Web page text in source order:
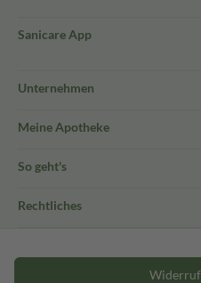
Sanicare App
Unternehmen
Meine Apotheke
So geht's
Rechtliches